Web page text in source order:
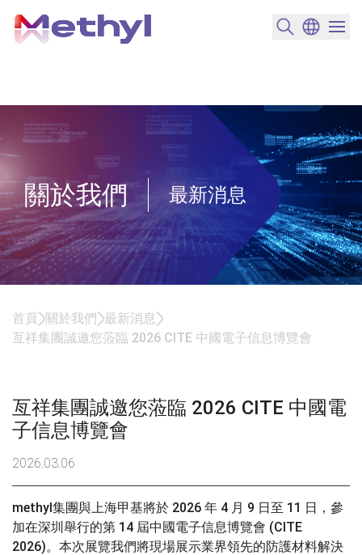
搜尋產品
變更語言
選單
關於我們 最新消息
首頁 關於我們 最新消息
亙祥集團誠邀您蒞臨 2026 CITE 中國電子信息博覽會
亙祥集團誠邀您蒞臨 2026 CITE 中國電
子信息博覽會
2026.03.06
methyl集團與上海甲基將於 2026 年 4 月 9 日至 11 日，參
加在深圳舉行的第 14 屆中國電子信息博覽會 (CITE
2026)。本次展覽我們將現場展示業界領先的防護材料解決